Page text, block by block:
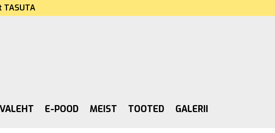
E-POOD MEIST TOOTED GALERII